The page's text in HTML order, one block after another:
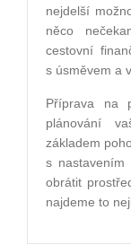
nejdelší
něco
cestovní
s úsměvem a
Příprava na
plánování
základem
s nastavením
obrátit
najdeme to